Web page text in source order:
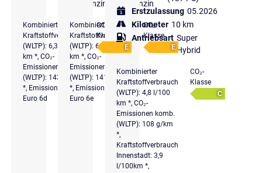
Benzin
Kombinierter
Kraftstoffverbrauch
(WLTP): 6,3 l/100
km *, CO₂-
Emissionen komb.
(WLTP): 143 g/km
*, Emissionsklasse
Euro 6d
CO₂-
Klasse
E
Benzin
Kombinierter
Kraftstoffverbrauch
(WLTP): 6,3 l/100
km *, CO₂-
Emissionen komb.
(WLTP): 141 g/km
*, Emissionsklasse
Euro 6e
CO₂-
Klasse
E
Erstzulassung 05.2026
Kilometer 10 km
Antriebsart Super
Hybrid
Kombinierter
Kraftstoffverbrauch
(WLTP): 4,8 l/100
km *, CO₂-
Emissionen komb.
(WLTP): 108 g/km
*,
Kraftstoffverbrauch
Innenstadt: 3,9
l/100km *,
CO₂-
Klasse
C